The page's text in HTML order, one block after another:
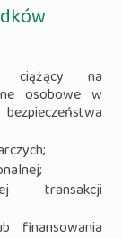
ciążący na
osobowe w
transakcji
finansowania